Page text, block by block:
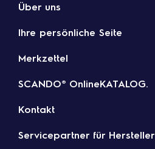
Über uns
Ihre persönliche Seite
Merkzettel
SCANDO® OnlineKATALOG.
Kontakt
Servicepartner für Hersteller